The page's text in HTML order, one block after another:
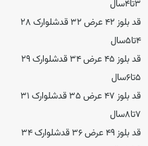
۳تا۴سال
قد بلوز ۴۲ عرض ۳۲ قدشلوارک ۲۸
۴تا۵سال
قد بلوز ۴۵ عرض ۳۴ قدشلوارک ۲۹
۵تا۶سال
قد بلوز ۴۷ عرض ۳۵ قدشلوارک ۳۱
۷تا۸سال
قد بلوز ۴۹ عرض ۳۶ قدشلوارک ۳۴